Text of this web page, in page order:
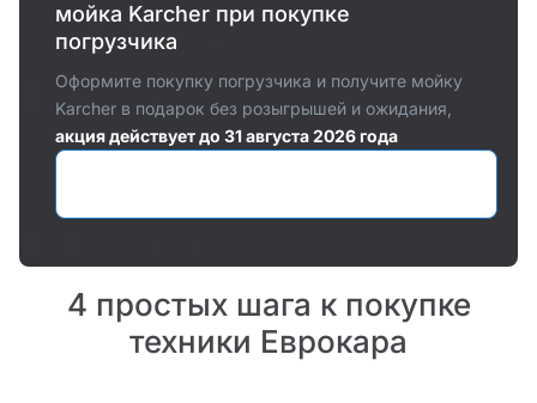
мойка Karcher при покупке
погрузчика
Оформите покупку погрузчика и получите мойку
Karcher в подарок без розыгрышей и ожидания,
акция действует до 31 августа 2026 года
4 простых шага к покупке
техники Еврокара